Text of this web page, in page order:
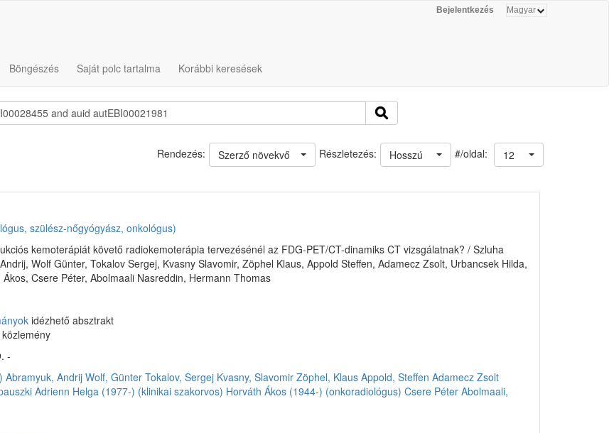
Bejelentkezés
Böngészés Saját polc tartalma Korábbi keresések
#/oldal: 12
Hosszú
Részletezés:
Rendezés: Szerző növekvő
szülész-nőgyógyász, onkológus)
kemoterápiát követő radiokemoterápia tervezésénél az FDG-PET/CT-dinamiks CT vizsgálatnak? / Szluha
Wolf Günter, Tokalov Sergej, Kvasny Slavomir, Zöphel Klaus, Appold Steffen, Adamecz Zsolt, Urbancsek Hilda,
Csere Péter, Abolmaali Nasreddin, Hermann Thomas
idézhető absztrakt
-
Abramyuk, Andrij Wolf, Günter Tokalov, Sergej Kvasny, Slavomir Zöphel, Klaus Appold, Steffen Adamecz Zsolt
Adrienn Helga (1977-) (klinikai szakorvos) Horváth Ákos (1944-) (onkoradiológus) Csere Péter Abolmaali,